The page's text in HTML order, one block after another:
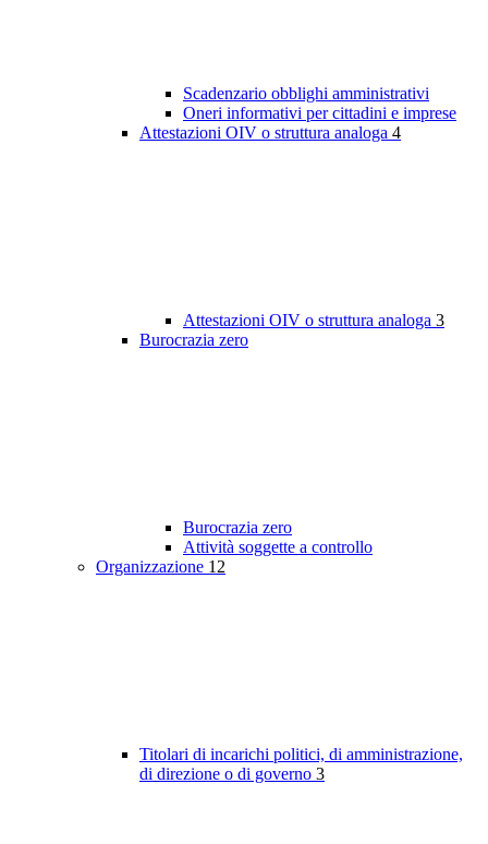
Scadenzario obblighi amministrativi
Oneri informativi per cittadini e imprese
Attestazioni OIV o struttura analoga 4
Attestazioni OIV o struttura analoga 3
Burocrazia zero
Burocrazia zero
Attività soggette a controllo
Organizzazione 12
Titolari di incarichi politici, di amministrazione,
di direzione o di governo 3